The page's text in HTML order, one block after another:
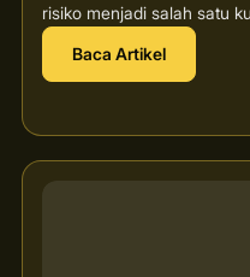
risiko menjadi salah satu
Baca Artikel